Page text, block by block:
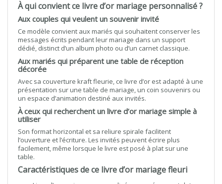
À qui convient ce livre d’or mariage personnalisé ?
Aux couples qui veulent un souvenir invité
Ce modèle convient aux mariés qui souhaitent conserver les
messages écrits pendant leur mariage dans un support
dédié, distinct d’un album photo ou d’un carnet classique.
Aux mariés qui préparent une table de réception
décorée
Avec sa couverture kraft fleurie, ce livre d’or est adapté à une
présentation sur une table de mariage, un coin souvenirs ou
un espace d’animation destiné aux invités.
À ceux qui recherchent un livre d’or mariage simple à
utiliser
Son format horizontal et sa reliure spirale facilitent
l’ouverture et l’écriture. Les invités peuvent écrire plus
facilement, même lorsque le livre est posé à plat sur une
table.
Caractéristiques de ce livre d’or mariage fleuri